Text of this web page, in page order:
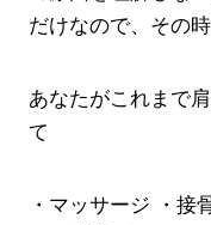
だけなので、その
あなたがこれまで
て
・マッサージ ・接